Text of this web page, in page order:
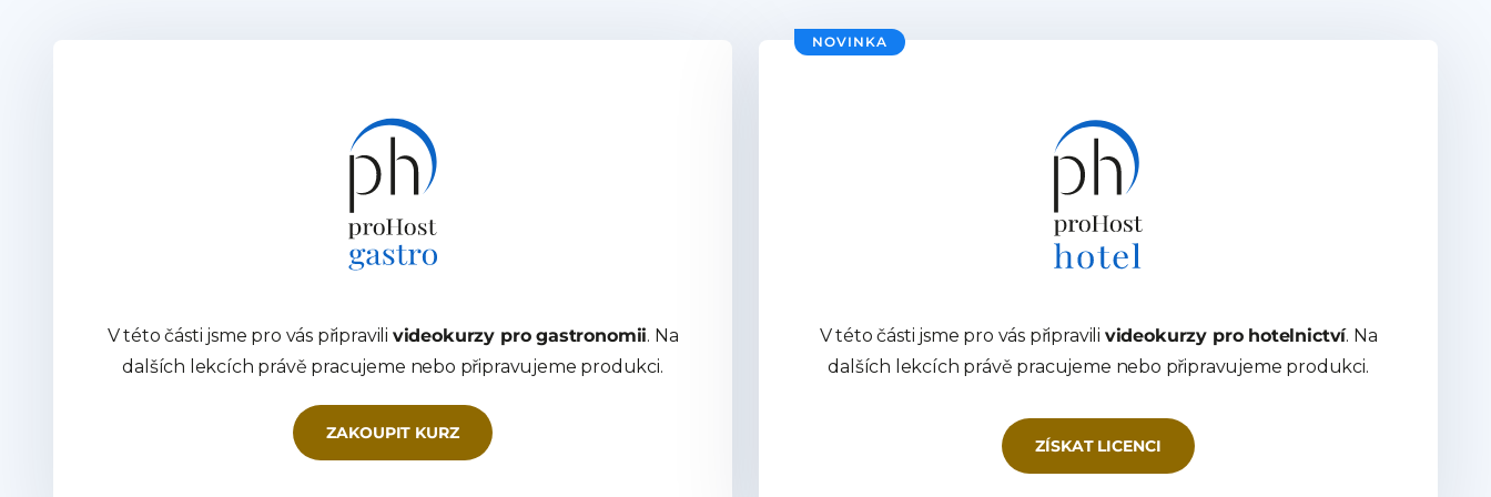
V této části jsme pro vás připravili videokurzy pro gastronomii. Na
dalších lekcích právě pracujeme nebo připravujeme produkci.
ZAKOUPIT KURZ
NOVINKA
V této části jsme pro vás připravili videokurzy pro hotelnictví. Na
dalších lekcích právě pracujeme nebo připravujeme produkci.
ZÍSKAT LICENCI